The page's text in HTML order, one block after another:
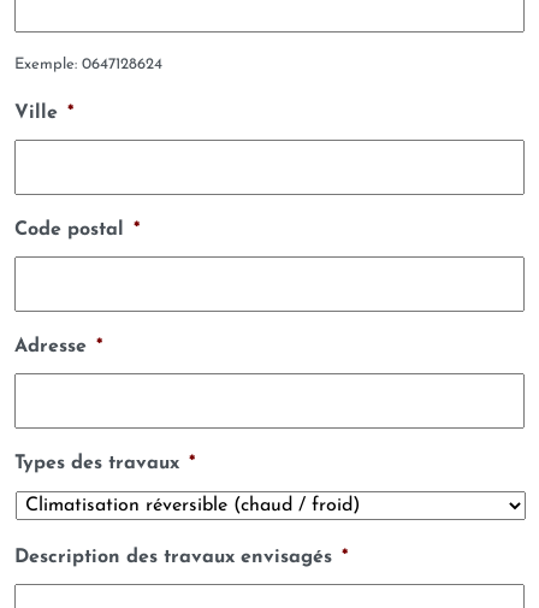
Exemple: 0647128624
Ville *
Code postal *
Adresse *
Types des travaux *
Description des travaux envisagés *